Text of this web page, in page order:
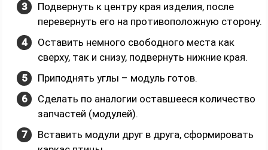
Подвернуть к центру края изделия, после
перевернуть его на противоположную сторону.
Оставить немного свободного места как
сверху, так и снизу, подвернуть нижние края.
Приподнять углы – модуль готов.
Сделать по аналогии оставшееся количество
запчастей (модулей).
Вставить модули друг в друга, сформировать